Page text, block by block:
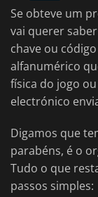
Se obteve um
vai querer
chave ou
alfanumérico
física do jogo
electrónico
Digamos que
parabéns, é o
Tudo o que
passos simples: